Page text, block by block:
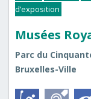
d’exposition
Musées
Parc du
Bruxelles-Ville